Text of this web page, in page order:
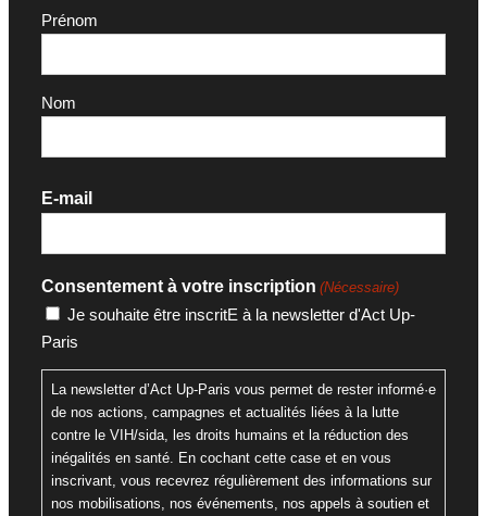
Prénom
Nom
E-mail
Consentement à votre inscription (Nécessaire)
Je souhaite être inscritE à la newsletter d'Act Up-
Paris
La newsletter d’Act Up-Paris vous permet de rester informé·e
de nos actions, campagnes et actualités liées à la lutte
contre le VIH/sida, les droits humains et la réduction des
inégalités en santé. En cochant cette case et en vous
inscrivant, vous recevrez régulièrement des informations sur
nos mobilisations, nos événements, nos appels à soutien et